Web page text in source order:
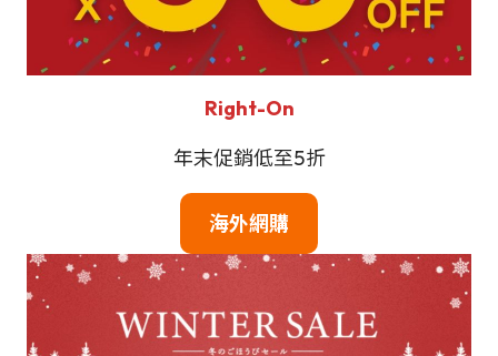
Right-On
年末促銷低至5折
海外網購